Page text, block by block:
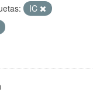
IC